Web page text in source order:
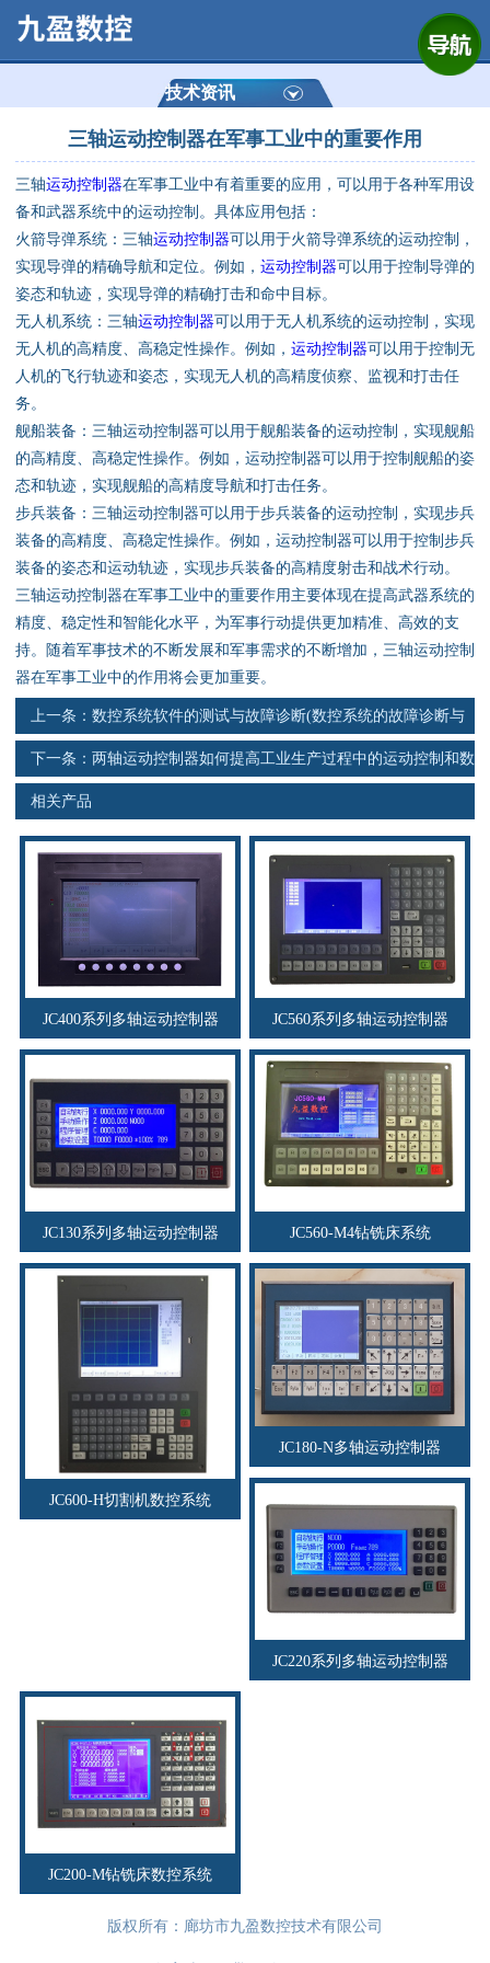
公司简介
产品展示
通用数控系统
定制数控系统
技术资讯
公司动态
资料下载
行业新闻
资质荣誉
联系电话
技术资讯
三轴运动控制器在军事工业中的重要作用
三轴运动控制器在军事工业中有着重要的应用，可以用于各种军用设
备和武器系统中的运动控制。具体应用包括：
火箭导弹系统：三轴运动控制器可以用于火箭导弹系统的运动控制，
实现导弹的精确导航和定位。例如， 运动控制器可以用于控制导弹的
姿态和轨迹，实现导弹的精确打击和命中目标。
无人机系统：三轴运动控制器可以用于无人机系统的运动控制，实现
无人机的高精度、高稳定性操作。例如， 运动控制器可以用于控制无
人机的飞行轨迹和姿态，实现无人机的高精度侦察、监视和打击任
务。
舰船装备：三轴运动控制器可以用于舰船装备的运动控制，实现舰船
的高精度、高稳定性操作。例如，运动控制器可以用于控制舰船的姿
态和轨迹，实现舰船的高精度导航和打击任务。
步兵装备：三轴运动控制器可以用于步兵装备的运动控制，实现步兵
装备的高精度、高稳定性操作。例如，运动控制器可以用于控制步兵
装备的姿态和运动轨迹，实现步兵装备的高精度射击和战术行动。
三轴运动控制器在军事工业中的重要作用主要体现在提高武器系统的
精度、稳定性和智能化水平，为军事行动提供更加精准、高效的支
持。随着军事技术的不断发展和军事需求的不断增加，三轴运动控制
器在军事工业中的作用将会更加重要。
上一条： 数控系统软件的测试与故障诊断(数控系统的故障诊断与
维修)
下一条： 两轴运动控制器如何提高工业生产过程中的运动控制和数
据处理
相关产品
JC400系列多轴运动控制器 JC560系列多轴运动控制器
JC130系列多轴运动控制器 JC560-M4钻铣床系统
JC600-H切割机数控系统
JC180-N多轴运动控制器
JC220系列多轴运动控制器
JC200-M钻铣床数控系统
版权所有：廊坊市九盈数控技术有限公司